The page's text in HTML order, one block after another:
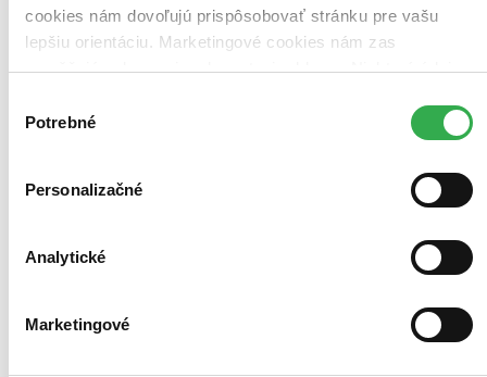
cookies nám dovoľujú prispôsobovať stránku pre vašu
lepšiu orientáciu. Marketingové cookies nám zas
umožňujú zobrazenie relevantnej reklamy. Niektoré údaje
keby sme mohli používať všetky tieto cookies. Ďakujeme!
súhlasu
Potrebné
Personalizačné
Analytické
Marketingové